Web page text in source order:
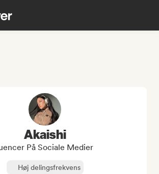
Akaishi
På Sociale Medier
Høj delingsfrekvens